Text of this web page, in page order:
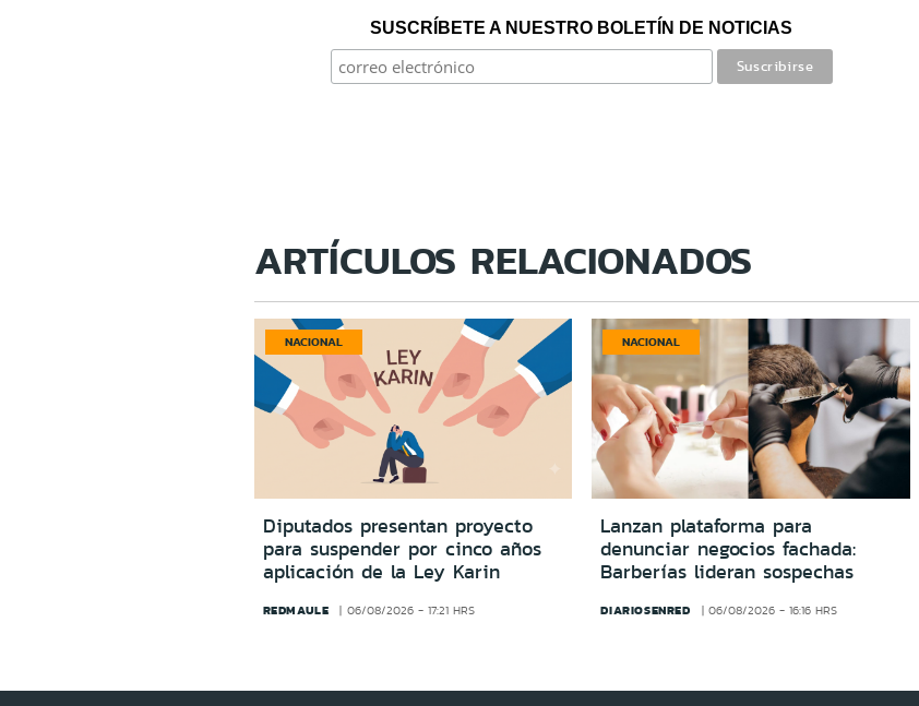
SUSCRÍBETE A NUESTRO BOLETÍN DE NOTICIAS
ARTÍCULOS RELACIONADOS
NACIONAL
Diputados presentan proyecto
para suspender por cinco años
aplicación de la Ley Karin
REDMAULE 06/08/2026 - 17:21 HRS
NACIONAL
Lanzan plataforma para
denunciar negocios fachada:
Barberías lideran sospechas
DIARIOSENRED 06/08/2026 - 16:16 HRS